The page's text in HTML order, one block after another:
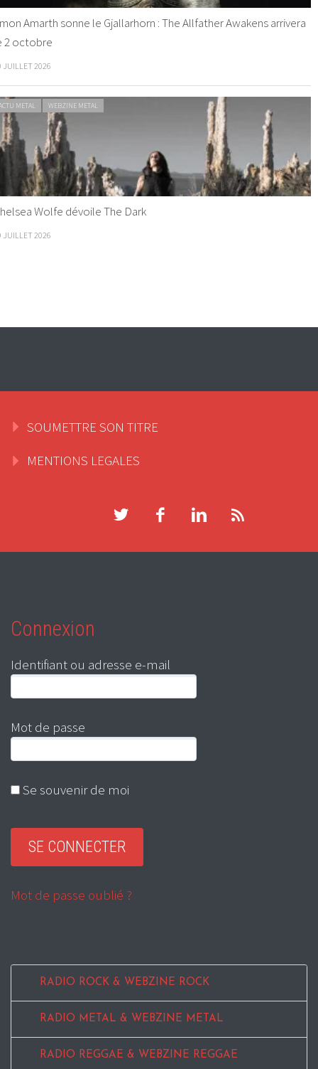
Amarth sonne le Gjallarhorn : The Allfather Awakens arrivera
2 octobre
JUILLET 2026
METAL WEBZINE METAL
Wolfe dévoile The Dark
JUILLET 2026
SOUMETTRE SON TITRE
MENTIONS LEGALES
Connexion
Identifiant ou adresse e-mail
Mot de passe
Se souvenir de moi
Mot de passe oublié ?
RADIO ROCK & WEBZINE ROCK
RADIO METAL & WEBZINE METAL
RADIO REGGAE & WEBZINE REGGAE